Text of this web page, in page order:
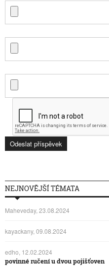
NEJNOVĚJŠÍ TÉMATA
Maheveday, 23.08.2024
kayackany, 09.08.2024
edho, 12.02.2024
povinné ručení u dvou pojišťoven